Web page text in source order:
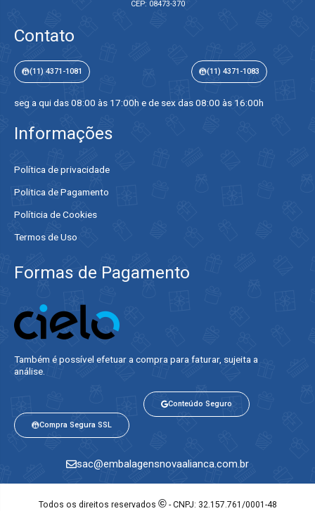
CEP: 08473-370
Contato
(11) 4371-1081 (11) 4371-1083
seg a qui das 08:00 às 17:00h e de sex das 08:00 às 16:00h
Informações
Política de privacidade
Politica de Pagamento
Políticia de Cookies
Termos de Uso
Formas de Pagamento
Também é possível efetuar a compra para faturar, sujeita a
análise.​
Compra Segura SSL
Conteúdo Seguro
sac@embalagensnovaalianca.com.br
Todos os direitos reservados ©- CNPJ: 32.157.761/0001-48